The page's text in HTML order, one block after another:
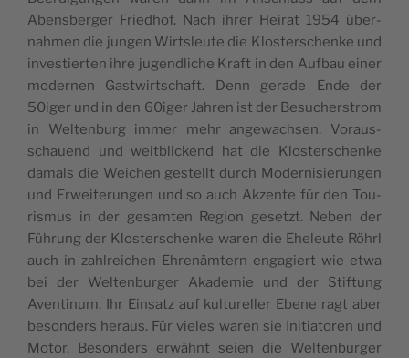
Abens­ber­ger Fried­hof. Nach ihrer Hei­rat 1954 über­
nah­men die jun­gen Wirts­leute die Klos­ter­schenke und
inves­tier­ten ihre jugend­liche Kraft in den Auf­bau einer
moder­nen Gast­wirt­schaft. Denn gerade Ende der
50iger und in den 60iger Jah­ren ist der Besu­chers­trom
in Wel­ten­burg immer mehr ange­wach­sen. Voraus­
schauend und weit­bli­ckend hat die Klos­ter­schenke
damals die Wei­chen ges­tellt durch Moder­ni­sie­run­gen
und Erwei­te­run­gen und so auch Akzente für den Tou­
ris­mus in der gesam­ten Region gesetzt. Neben der
Füh­rung der Klos­ter­schenke waren die Ehe­leute Röhrl
auch in zahl­rei­chen Ehrenäm­tern enga­giert wie etwa
bei der Wel­ten­bur­ger Aka­de­mie und der Stif­tung
Aven­ti­num. Ihr Ein­satz auf kul­tu­rel­ler Ebene ragt aber
beson­ders heraus. Für vieles waren sie Ini­tia­to­ren und
Motor. Beson­ders erwähnt seien die Wel­ten­bur­ger